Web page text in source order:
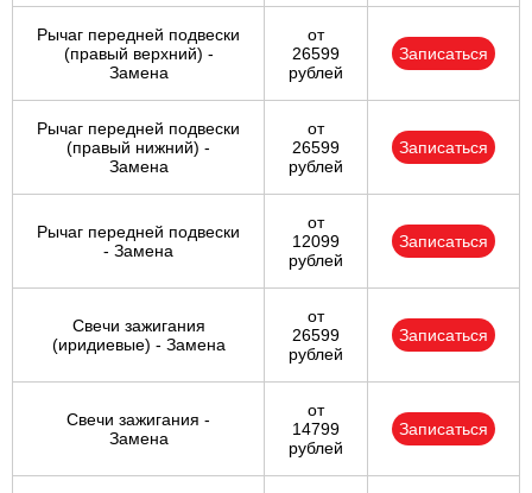
Рычаг передней подвески
(правый верхний) -
Замена
от
26599
рублей
Записаться
Рычаг передней подвески
(правый нижний) -
Замена
от
26599
рублей
Записаться
Рычаг передней подвески
- Замена
от
12099
рублей
Записаться
Свечи зажигания
(иридиевые) - Замена
от
26599
рублей
Записаться
Свечи зажигания -
Замена
от
14799
рублей
Записаться